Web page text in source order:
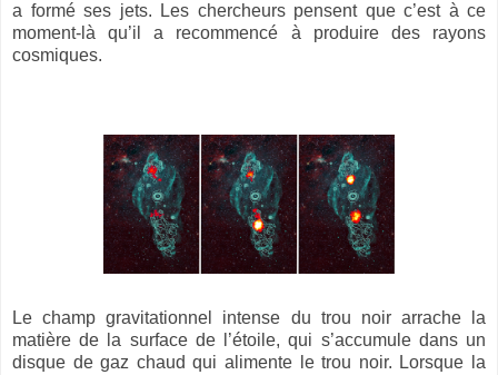
a formé ses jets. Les chercheurs pensent que c’est à ce
moment-là qu’il a recommencé à produire des rayons
cosmiques.
Le champ gravitationnel intense du trou noir arrache la
matière de la surface de l’étoile, qui s’accumule dans un
disque de gaz chaud qui alimente le trou noir. Lorsque la